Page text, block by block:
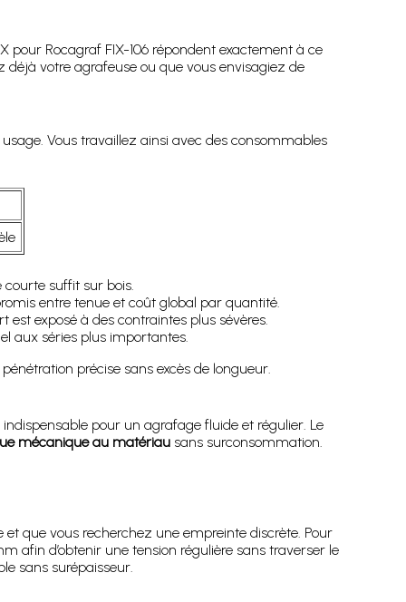
pour Rocagraf FIX-106 répondent exactement à ce
votre agrafeuse ou que vous envisagiez de
Vous travaillez ainsi avec des consommables
suffit sur bois.
entre tenue et coût global par quantité.
exposé à des contraintes plus sévères.
aux séries plus importantes.
précise sans excès de longueur.
indispensable pour un agrafage fluide et régulier. Le
mécanique au matériausans surconsommation.
que vous recherchez une empreinte discrète. Pour
afin d’obtenir une tension régulière sans traverser le
sans surépaisseur.